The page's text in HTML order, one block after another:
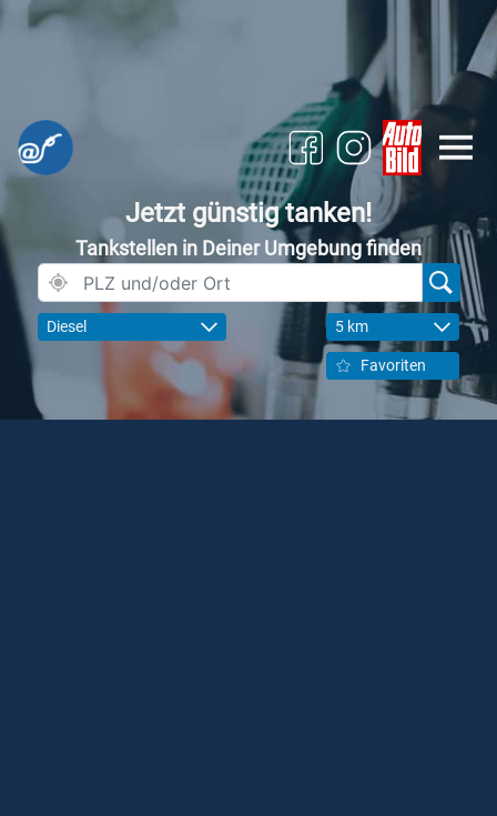
Jetzt günstig tanken!
Tankstellen in Deiner Umgebung finden
Diesel 5 km
Favoriten